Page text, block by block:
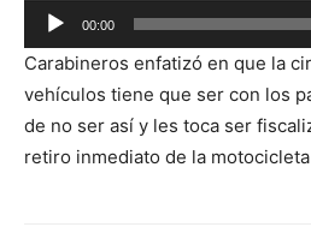
Reproductor
de
audio
00:00
Carabineros enfatizó en que la
vehículos tiene que ser con los
de no ser así y les toca ser
retiro inmediato de la